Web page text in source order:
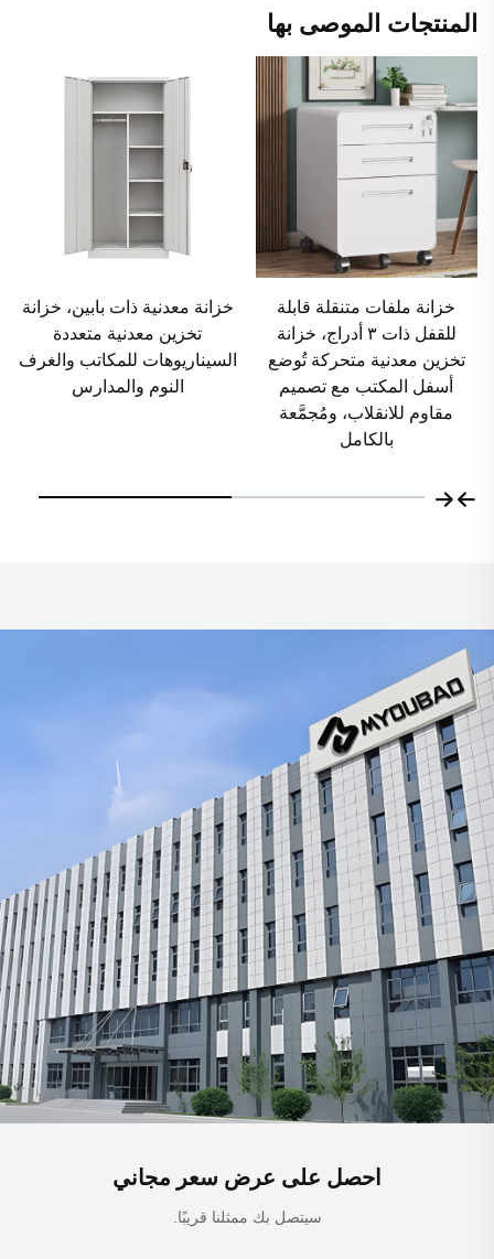
المنتجات الموصى بها
خزانة معدنية ذات بابين، خزانة
تخزين معدنية متعددة
السيناريوهات للمكاتب والغرف
النوم والمدارس
خزانة ملابس بستة أبواب مع
قفل داخلي آمن، خزائن متعددة
الأغراض، خزائن ملابس معدنية،
خزائن تأمين، أثاث منزلي
احصل على عرض سعر مجاني
سيتصل بك ممثلنا قريبًا.